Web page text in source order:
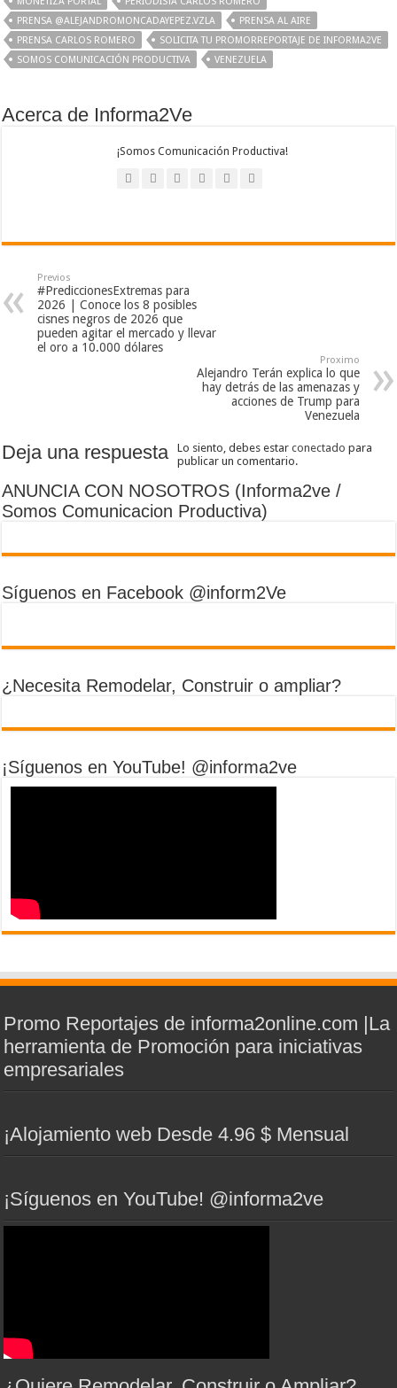
PRENSA @ALEJANDROMONCADAYEPEZ.VZLA
PRENSA AL AIRE
PRENSA CARLOS ROMERO
SOLICITA TU PROMORREPORTAJE DE INFORMA2VE
SOMOS COMUNICACIÓN PRODUCTIVA
VENEZUELA
Acerca de Informa2Ve
¡Somos Comunicación Productiva!
Previos
#PrediccionesExtremas para
2026 | Conoce los 8 posibles
cisnes negros de 2026 que
pueden agitar el mercado y llevar
el oro a 10.000 dólares
Proximo
Alejandro Terán explica lo que
hay detrás de las amenazas y
acciones de Trump para
Venezuela
Deja una respuesta Lo siento, debes estarconectado para
publicar un comentario.
ANUNCIA CON NOSOTROS (Informa2ve /
Somos Comunicacion Productiva)
Síguenos en Facebook @inform2Ve
¿Necesita Remodelar, Construir o ampliar?
¡Síguenos en YouTube! @informa2ve
Promo Reportajes de informa2online.com |La
herramienta de Promoción para iniciativas
empresariales
¡Alojamiento web Desde 4.96 $ Mensual
¡Síguenos en YouTube! @informa2ve